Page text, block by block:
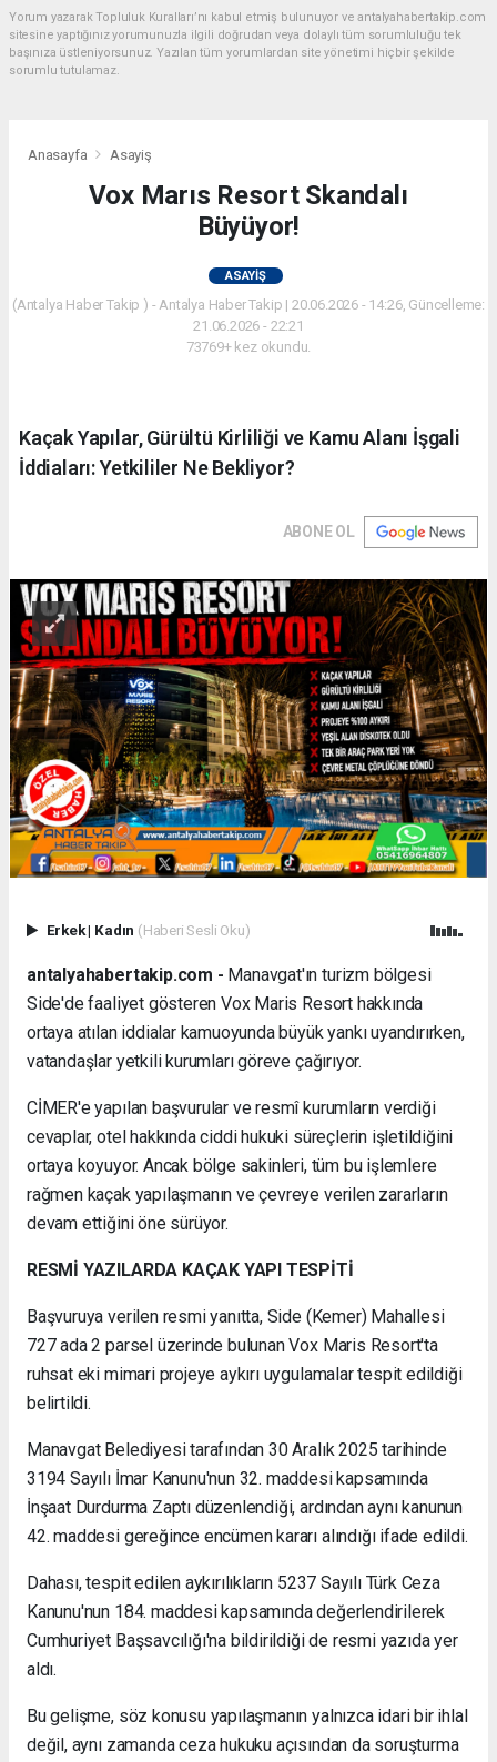
Yorum yazarak Topluluk Kuralları’nı kabul etmiş bulunuyor ve antalyahabertakip.com
sitesine yaptığınız yorumunuzla ilgili doğrudan veya dolaylı tüm sorumluluğu tek
başınıza üstleniyorsunuz. Yazılan tüm yorumlardan site yönetimi hiçbir şekilde
sorumlu tutulamaz.
Anasayfa Asayiş
Vox Marıs Resort Skandalı
Büyüyor!
ASAYIŞ
(Antalya Haber Takip ) - Antalya Haber Takip | 20.06.2026 - 14:26, Güncelleme:
21.06.2026 - 22:21
73769+ kez okundu.
Kaçak Yapılar, Gürültü Kirliliği ve Kamu Alanı İşgali
İddiaları: Yetkililer Ne Bekliyor?
ABONE OL
Erkek| Kadın (Haberi Sesli Oku)
antalyahabertakip.com - Manavgat'ın turizm bölgesi
Side'de faaliyet gösteren Vox Maris Resort hakkında
ortaya atılan iddialar kamuoyunda büyük yankı uyandırırken,
vatandaşlar yetkili kurumları göreve çağırıyor.
CİMER'e yapılan başvurular ve resmî kurumların verdiği
cevaplar, otel hakkında ciddi hukuki süreçlerin işletildiğini
ortaya koyuyor. Ancak bölge sakinleri, tüm bu işlemlere
rağmen kaçak yapılaşmanın ve çevreye verilen zararların
devam ettiğini öne sürüyor.
RESMİ YAZILARDA KAÇAK YAPI TESPİTİ
Başvuruya verilen resmi yanıtta, Side (Kemer) Mahallesi
727 ada 2 parsel üzerinde bulunan Vox Maris Resort'ta
ruhsat eki mimari projeye aykırı uygulamalar tespit edildiği
belirtildi.
Manavgat Belediyesi tarafından 30 Aralık 2025 tarihinde
3194 Sayılı İmar Kanunu'nun 32. maddesi kapsamında
İnşaat Durdurma Zaptı düzenlendiği, ardından aynı kanunun
42. maddesi gereğince encümen kararı alındığı ifade edildi.
Dahası, tespit edilen aykırılıkların 5237 Sayılı Türk Ceza
Kanunu'nun 184. maddesi kapsamında değerlendirilerek
Cumhuriyet Başsavcılığı'na bildirildiği de resmi yazıda yer
aldı.
Bu gelişme, söz konusu yapılaşmanın yalnızca idari bir ihlal
değil, aynı zamanda ceza hukuku açısından da soruşturma